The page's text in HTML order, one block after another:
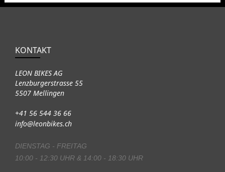
KONTAKT
LEON BIKES AG
Lenzburgerstrasse 55
5507 Mellingen
+41 56 544 36 66
info@leonbikes.ch
DIENSTAG - FREITAG
10:00 - 12:30 UHR & 14:00 - 18:30 UHR